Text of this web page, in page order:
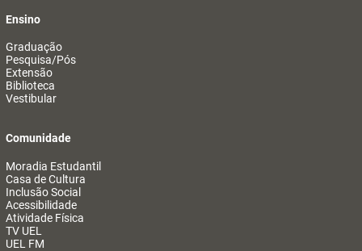
Ensino
Graduação
Pesquisa/Pós
Extensão
Biblioteca
Vestibular
Comunidade
Moradia Estudantil
Casa de Cultura
Inclusão Social
Acessibilidade
Atividade Física
TV UEL
UEL FM